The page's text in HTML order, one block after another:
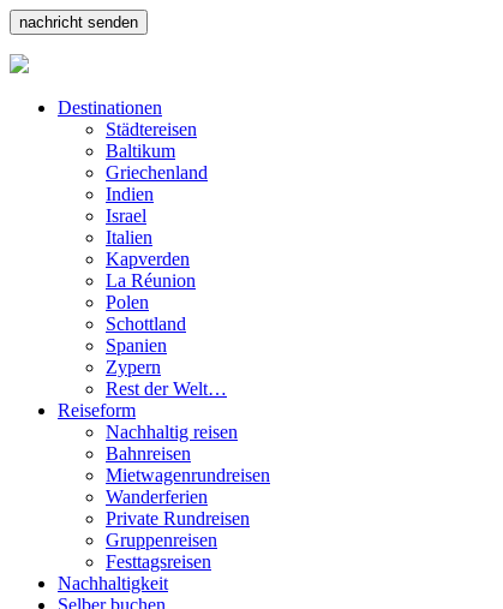
Destinationen
Städtereisen
Baltikum
Griechenland
Indien
Israel
Italien
Kapverden
La Réunion
Polen
Schottland
Spanien
Zypern
Rest der Welt…
Reiseform
Nachhaltig reisen
Bahnreisen
Mietwagenrundreisen
Wanderferien
Private Rundreisen
Gruppenreisen
Festtagsreisen
Nachhaltigkeit